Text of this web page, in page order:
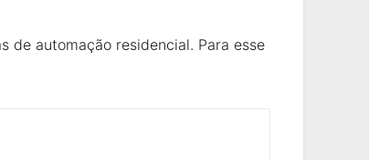
de automação residencial. Para esse